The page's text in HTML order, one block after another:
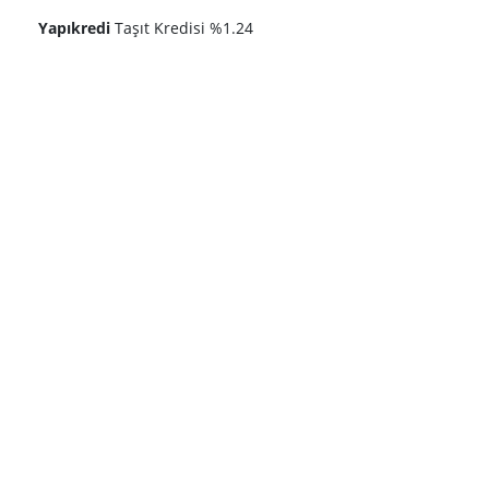
Yapıkredi Taşıt Kredisi %1.24